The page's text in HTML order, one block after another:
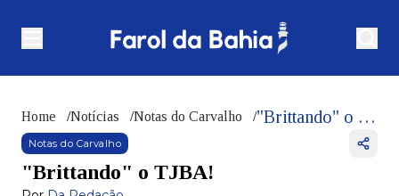
Home /Notícias /Notas do Carvalho / "Brittando" o TJBA!
Notas do Carvalho
"Brittando" o TJBA!